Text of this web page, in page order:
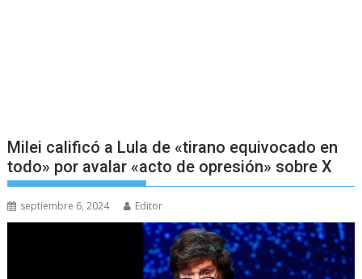
Milei calificó a Lula de «tirano equivocado en
todo» por avalar «acto de opresión» sobre X
septiembre 6, 2024 Editor